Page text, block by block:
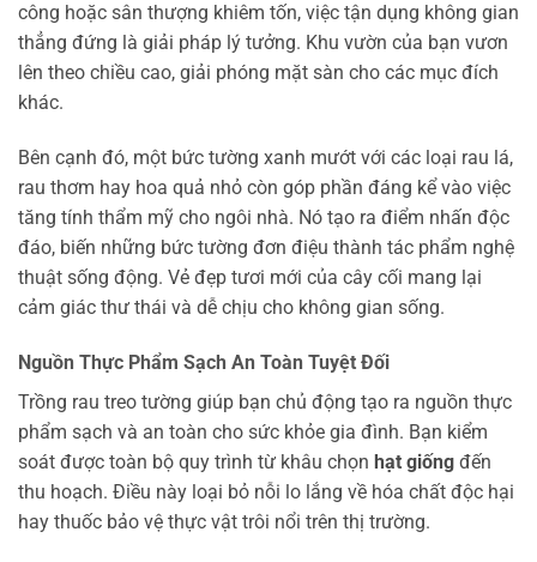
công hoặc sân thượng khiêm tốn, việc tận dụng không gian
thẳng đứng là giải pháp lý tưởng. Khu vườn của bạn vươn
lên theo chiều cao, giải phóng mặt sàn cho các mục đích
khác.
Bên cạnh đó, một bức tường xanh mướt với các loại rau lá,
rau thơm hay hoa quả nhỏ còn góp phần đáng kể vào việc
tăng tính thẩm mỹ cho ngôi nhà. Nó tạo ra điểm nhấn độc
đáo, biến những bức tường đơn điệu thành tác phẩm nghệ
thuật sống động. Vẻ đẹp tươi mới của cây cối mang lại
cảm giác thư thái và dễ chịu cho không gian sống.
Nguồn Thực Phẩm Sạch An Toàn Tuyệt Đối
Trồng rau treo tường giúp bạn chủ động tạo ra nguồn thực
phẩm sạch và an toàn cho sức khỏe gia đình. Bạn kiểm
soát được toàn bộ quy trình từ khâu chọn hạt giống đến
thu hoạch. Điều này loại bỏ nỗi lo lắng về hóa chất độc hại
hay thuốc bảo vệ thực vật trôi nổi trên thị trường.